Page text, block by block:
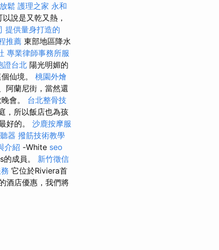
鬆 護理之家 永和
說是又乾又熱，
提供量身打造的
推薦 東部地區降水
專業律師事務所服
證台北 陽光明媚的
仙境。 桃園外燴
阿蘭尼街，當然還
會。 台北整骨技
，所以飯店也為孩
好的。 沙鹿按摩服
器 撥筋技術教學
介紹 -White seo
的成員。 新竹徵信
它位於Riviera首
酒店優惠，我們將